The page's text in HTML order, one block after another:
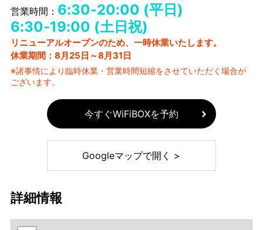
営業時間： 6:30-20:00 (平日)
6:30-19:00 (土日祝)
リニューアルオープンのため、一時休業いたします。
休業期間：8月25日～8月31日
※諸事情により臨時休業・営業時間短縮をさせていただく場合が
ございます。
今すぐWiFiBOXを予約
Googleマップで開く >
詳細情報